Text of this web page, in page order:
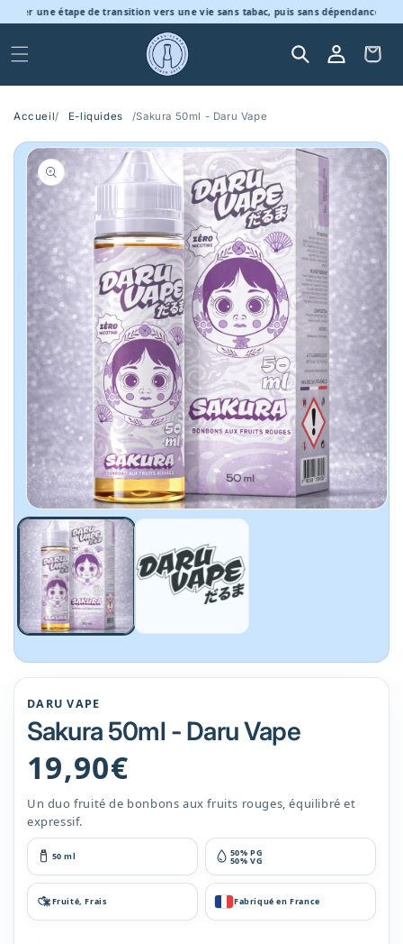
passer
contenu
une étape de transition vers une vie sans tabac, puis sans dépendance à la
ConnexionPanier
Accueil/ E-liquides /Sakura 50ml - Daru Vape
Passer aux
informations
produits
Ouvrir
le
média
1
dans
une
fenêtre
modale
DARU VAPE
Sakura 50ml - Daru Vape
Prix
habituel
19,90€
Un duo fruité de bonbons aux fruits rouges, équilibré et
expressif.
50 ml 50% PG
50% VG
Fruité, Frais Fabriqué en France